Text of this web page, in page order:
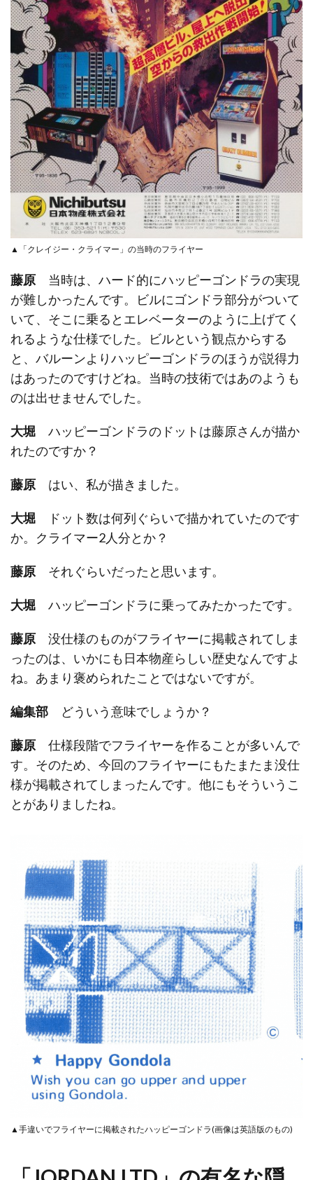
▲「クレイジー・クライマー」の当時のフライヤー
藤原 当時は、ハード的にハッピーゴンドラの実現
が難しかったんです。ビルにゴンドラ部分がついて
いて、そこに乗るとエレベーターのように上げてく
れるような仕様でした。ビルという観点からする
と、バルーンよりハッピーゴンドラのほうが説得力
はあったのですけどね。当時の技術ではあのようも
のは出せませんでした。
大堀 ハッピーゴンドラのドットは藤原さんが描か
れたのですか？
藤原 はい、私が描きました。
大堀 ドット数は何列ぐらいで描かれていたのです
か。クライマー2人分とか？
藤原 それぐらいだったと思います。
大堀 ハッピーゴンドラに乗ってみたかったです。
藤原 没仕様のものがフライヤーに掲載されてしま
ったのは、いかにも日本物産らしい歴史なんですよ
ね。あまり褒められたことではないですが。
編集部 どういう意味でしょうか？
藤原 仕様段階でフライヤーを作ることが多いんで
す。そのため、今回のフライヤーにもたまたま没仕
様が掲載されてしまったんです。他にもそういうこ
とがありましたね。
▲手違いでフライヤーに掲載されたハッピーゴンドラ(画像は英語版のもの)